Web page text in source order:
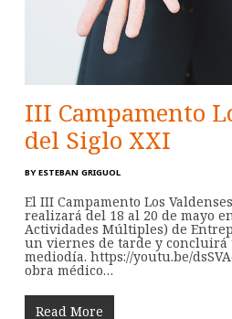
III Campamento
del Siglo XXI
BY ESTEBAN GRIGUOL
El III Campamento Los
realizará del 18 al 20 de mayo
Actividades Múltiples) de
un viernes de tarde y concluirá
mediodía. https://youtu.be/
obra médico…
Read More